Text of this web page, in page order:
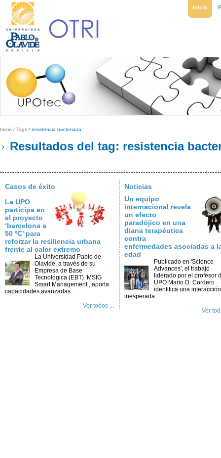
Inicio
Inicio / Tags / resistencia bacteriana
Resultados del tag: resistencia
Casos de éxito
La UPO
participa en
el proyecto
‘barcelona a
50 ºC’ para
reforzar la resiliencia urbana
frente al calor extremo
La Universidad Pablo de
Olavide, a través de su
Empresa de Base
Tecnológica (EBT) ‘MSIG
Smart Management’, aporta
capacidades avanzadas ...
Ver todos ...
Noticias
Un equipo
internacional revela
un efecto
paradójico en una
diana terapéutica
contra
enfermedades asociadas a
edad
Publicado en 'Science
Advances', el trabajo
liderado por el profesor
UPO Mario D. Cordero
identifica una interacción
inesperada ...
Ver